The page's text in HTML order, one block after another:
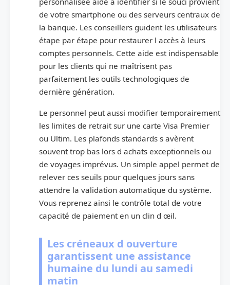
de votre smartphone ou des serveurs centraux de
la banque. Les conseillers guident les utilisateurs
étape par étape pour restaurer l accès à leurs
comptes personnels. Cette aide est indispensable
pour les clients qui ne maîtrisent pas
parfaitement les outils technologiques de
dernière génération.
Le personnel peut aussi modifier temporairement
les limites de retrait sur une carte Visa Premier
ou Ultim. Les plafonds standards s avèrent
souvent trop bas lors d achats exceptionnels ou
de voyages imprévus. Un simple appel permet de
relever ces seuils pour quelques jours sans
attendre la validation automatique du système.
Vous reprenez ainsi le contrôle total de votre
capacité de paiement en un clin d œil.
Les créneaux d ouverture
garantissent une assistance
humaine du lundi au samedi
matin